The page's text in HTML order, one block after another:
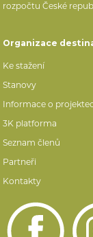
rozpočtu České
Organizace
Ke stažení
Stanovy
Informace o
3K platforma
Seznam členů
Partneři
Kontakty